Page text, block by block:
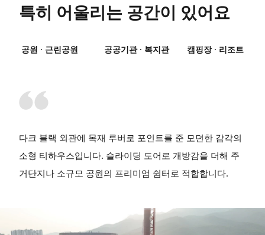
특히 어울리는 공간이 있어요
공원 · 근린공원 공공기관 · 복지관 캠핑장 · 리조트
다크 블랙 외관에 목재 루버로 포인트를 준 모던한 감각의
소형 티하우스입니다. 슬라이딩 도어로 개방감을 더해 주
거단지나 소규모 공원의 프리미엄 쉼터로 적합합니다.